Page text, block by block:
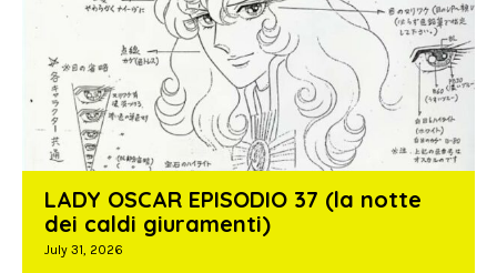
LADY OSCAR EPISODIO 37 (la notte
dei caldi giuramenti)
July 31, 2026